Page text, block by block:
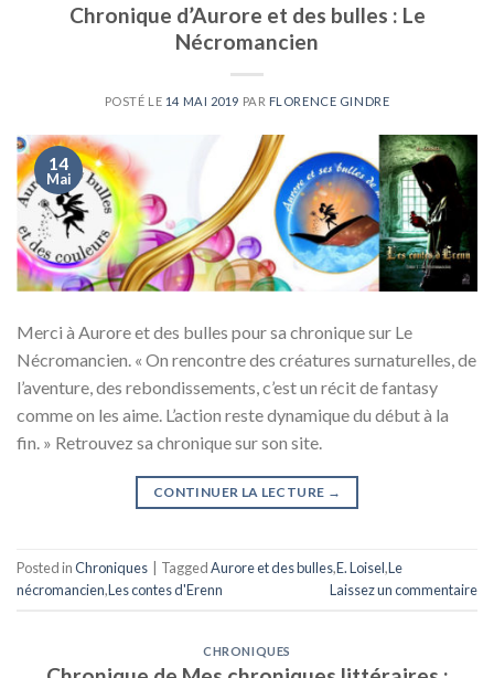
Chronique d’Aurore et des bulles : Le
Nécromancien
POSTÉ LE 14 MAI 2019 PAR FLORENCE GINDRE
14
Mai
Merci à Aurore et des bulles pour sa chronique sur Le
Nécromancien. « On rencontre des créatures surnaturelles, de
l’aventure, des rebondissements, c’est un récit de fantasy
comme on les aime. L’action reste dynamique du début à la
fin. » Retrouvez sa chronique sur son site.
CONTINUER LA LECTURE →
Posted inChroniques TaggedAurore et des bulles,E. Loisel,Le
nécromancien,Les contes d'Erenn Laissez un commentaire
CHRONIQUES